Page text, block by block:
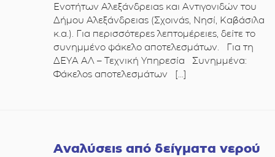
Ενοτήτων Αλεξάνδρειας και Αντιγονιδών του
Δήμου Αλεξάνδρειας (Σχοινάς, Νησί, Καβάσιλα
κ.α.). Για περισσότερες λεπτομέρειες, δείτε το
συνημμένο φάκελο αποτελεσμάτων. Για τη
ΔΕΥΑ ΑΛ – Τεχνική Υπηρεσία Συνημμένα:
Φάκελος αποτελεσμάτων […]
Αναλύσεις από δείγματα νερού